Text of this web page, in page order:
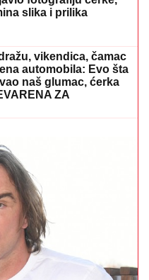
fotografiju ćerke,
slika i prilika
SU TO VIDELI"
o aferi Stanije i Takija:
u selendri"